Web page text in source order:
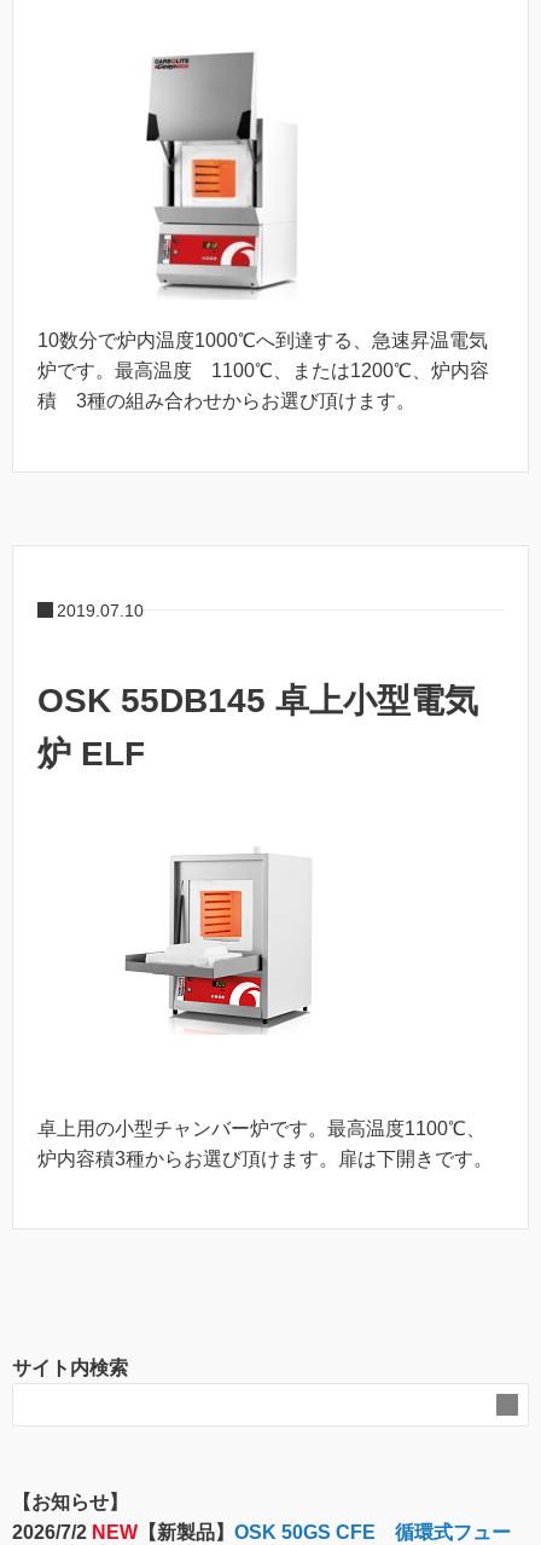
10数分で炉内温度1000℃へ到達する、急速昇温電気
炉です。最高温度 1100℃、または1200℃、炉内容
積 3種の組み合わせからお選び頂けます。
2019.07.10
OSK 55DB145 卓上小型電気
炉 ELF
卓上用の小型チャンバー炉です。最高温度1100℃、
炉内容積3種からお選び頂けます。扉は下開きです。
サイト内検索
【お知らせ】
2026/7/2 NEW 【新製品】 OSK 50GS CFE 循環式フュー